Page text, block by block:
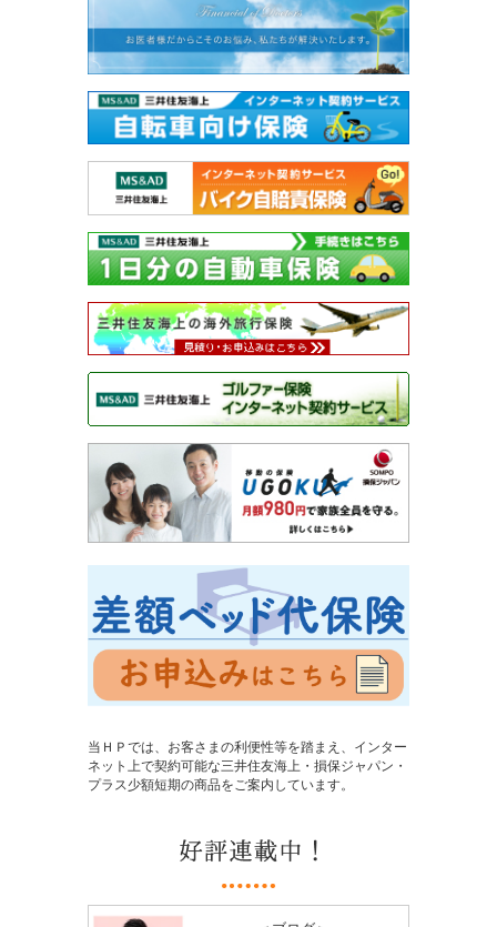
当ＨＰでは、お客さまの利便性等を踏まえ、インター
ネット上で契約可能な三井住友海上・損保ジャパン・
プラス少額短期の商品をご案内しています。